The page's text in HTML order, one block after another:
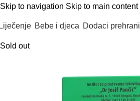
Skip to navigation Skip to main content
Bebe i djeca Dodaci prehrani
Sold out